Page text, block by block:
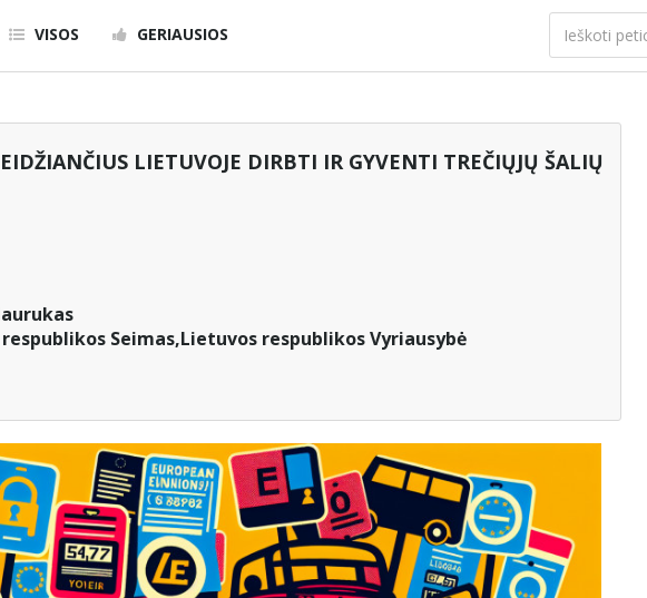
VISOS GERIAUSIOS
LIETUVOJE DIRBTI IR GYVENTI TREČIŲJŲ ŠALIŲ
Seimas,Lietuvos respublikos Vyriausybė